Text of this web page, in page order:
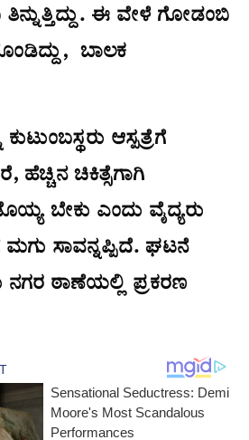
ಈ ವೇಳೆ ಗೋಡಂಬಿ
ಬಾಲಕ
ಆಸ್ಪತ್ರೆಗೆ
ಹೆಚ್ಚಿನ ಚಿಕಿತ್ಸೆಗಾಗಿ
ಬೇಕು ಎಂದು ವೈದ್ಯರು
ಸಾವನ್ನಪ್ಪಿದೆ. ಘಟನೆ
ನಗರ ಠಾಣೆಯಲ್ಲಿ ಪ್ರಕರಣ